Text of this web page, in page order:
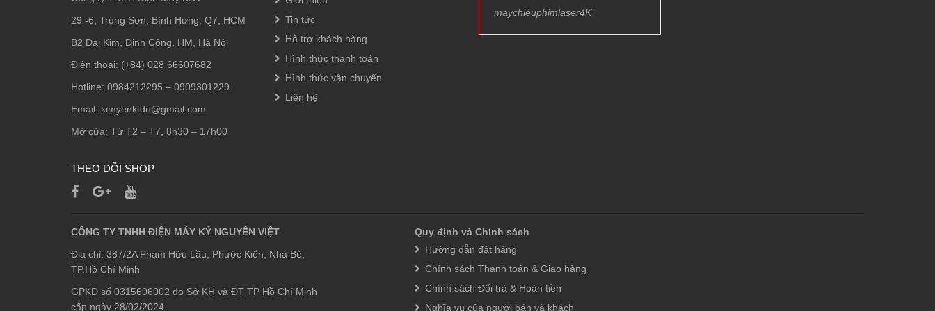
29 -6, Trung Sơn, Bình Hưng, Q7, HCM
B2 Đại Kim, Định Công, HM, Hà Nội
Điện thoại: (+84) 028 66607682
Hotline: 0984212295 – 0909301229
Email: kimyenktdn@gmail.com
Mở cửa: Từ T2 – T7, 8h30 – 17h00
THEO DÕI SHOP
Tin tức
Hỗ trợ khách hàng
Hình thức thanh toán
Hình thức vận chuyển
Liên hệ
maychieuphimlaser4K
CÔNG TY TNHH ĐIỆN MÁY KỶ NGUYÊN VIỆT
Địa chỉ: 387/2A Phạm Hữu Lầu, Phước Kiển, Nhà Bè,
TP.Hồ Chí Minh
GPKD số 0315606002 do Sở KH và ĐT TP Hồ Chí Minh
cấp ngày 28/02/2024
Quy định và Chính sách
Hướng dẫn đặt hàng
Chính sách Thanh toán & Giao hàng
Chính sách Đổi trả & Hoàn tiền
Nghĩa vụ của người bán và khách